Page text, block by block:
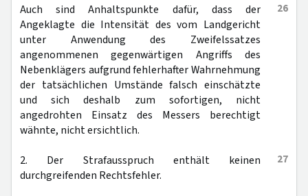
26
Auch sind Anhaltspunkte dafür, dass der
Angeklagte die Intensität des vom Landgericht
unter Anwendung des Zweifelssatzes
angenommenen gegenwärtigen Angriffs des
Nebenklägers aufgrund fehlerhafter Wahrnehmung
der tatsächlichen Umstände falsch einschätzte
und sich deshalb zum sofortigen, nicht
angedrohten Einsatz des Messers berechtigt
wähnte, nicht ersichtlich.
27
2. Der Strafausspruch enthält keinen
durchgreifenden Rechtsfehler.